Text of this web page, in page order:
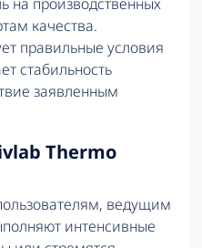
качества.
правильные условия
стабильность
заявленным
Thermo
ведущим
интенсивные